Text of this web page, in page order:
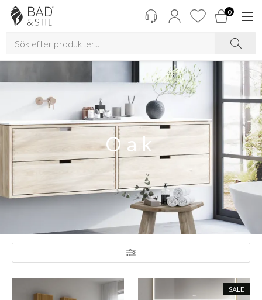
0
Oak
SALE